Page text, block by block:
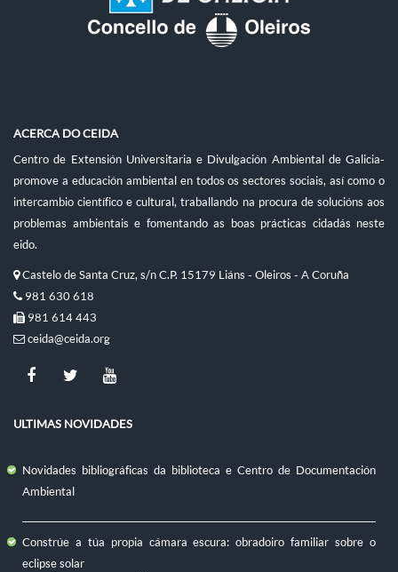
ACERCA DO CEIDA
Centro de Extensión Universitaria e Divulgación Ambiental de Galicia-
promove a educación ambiental en todos os sectores sociais, así como o
intercambio científico e cultural, traballando na procura de solucións aos
problemas ambientais e fomentando as boas prácticas cidadás neste
eido.
Castelo de Santa Cruz, s/n C.P. 15179 Liáns - Oleiros - A Coruña
981 630 618
981 614 443
ceida@ceida.org
ULTIMAS NOVIDADES
Novidades bibliográficas da biblioteca e Centro de Documentación
Ambiental
Constrúe a túa propia cámara escura: obradoiro familiar sobre o
eclipse solar